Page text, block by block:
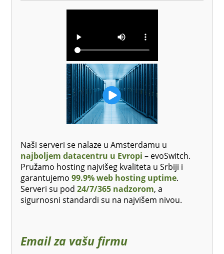
Naši serveri se nalaze u Amsterdamu u
najboljem datacentru u Evropi – evoSwitch.
Pružamo hosting najvišeg kvaliteta u Srbiji i
garantujemo99.9% web hosting uptime.
Serveri su pod24/7/365 nadzorom, a
sigurnosni standardi su na najvišem nivou.
Email za vašu firmu